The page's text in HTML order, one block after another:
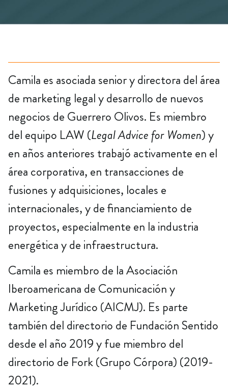
Camila es asociada senior y directora del área
de marketing legal y desarrollo de nuevos
negocios de Guerrero Olivos. Es miembro
del equipo LAW (Legal Advice for Women) y
en años anteriores trabajó activamente en el
área corporativa, en transacciones de
fusiones y adquisiciones, locales e
internacionales, y de financiamiento de
proyectos, especialmente en la industria
energética y de infraestructura.
Camila es miembro de la Asociación
Iberoamericana de Comunicación y
Marketing Jurídico (AICMJ). Es parte
también del directorio de Fundación Sentido
desde el año 2019 y fue miembro del
directorio de Fork (Grupo Córpora) (2019-
2021).